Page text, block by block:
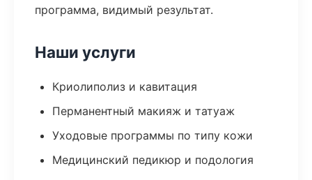
программа, видимый результат.
Наши услуги
Криолиполиз и кавитация
Перманентный макияж и татуаж
Уходовые программы по типу кожи
Медицинский педикюр и подология